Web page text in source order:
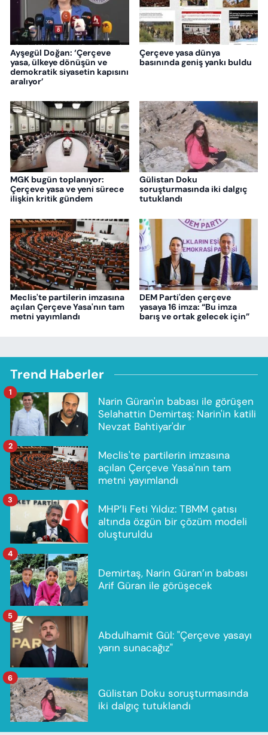
Ayşegül Doğan: ‘Çerçeve
yasa, ülkeye dönüşün ve
demokratik siyasetin kapısını
aralıyor’
Çerçeve yasa dünya
basınında geniş yankı buldu
MGK bugün toplanıyor:
Çerçeve yasa ve yeni sürece
ilişkin kritik gündem
Gülistan Doku
soruşturmasında iki dalgıç
tutuklandı
Meclis'te partilerin imzasına
açılan Çerçeve Yasa'nın tam
metni yayımlandı
DEM Parti'den çerçeve
yasaya 16 imza: “Bu imza
barış ve ortak gelecek için”
Trend Haberler
Narin Güran'ın babası ile görüşen
Selahattin Demirtaş: Narin'in katili
Nevzat Bahtiyar'dır
1
Meclis'te partilerin imzasına
açılan Çerçeve Yasa'nın tam
metni yayımlandı
2
MHP’li Feti Yıldız: TBMM çatısı
altında özgün bir çözüm modeli
oluşturuldu
3
Demirtaş, Narin Güran’ın babası
Arif Güran ile görüşecek
4
Abdulhamit Gül: "Çerçeve yasayı
yarın sunacağız"
5
Gülistan Doku soruşturmasında
iki dalgıç tutuklandı
6